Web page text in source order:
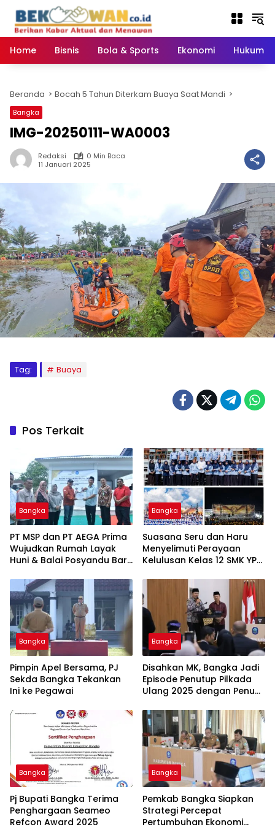
konten
Home
Bisnis Bola & Sports Ekonomi Hukum
Beranda Bocah 5 Tahun Diterkam Buaya Saat Mandi
Bangka
IMG-20250111-WA0003
Redaksi
0 Min Baca
11 Januari 2025
Tag: Buaya
Pos Terkait
Bangka
‎PT MSP dan PT AEGA Prima
Wujudkan Rumah Layak
Huni & Balai Posyandu Baru
Sungailiat
Bangka
Suasana Seru dan Haru
Menyelimuti Perayaan
Kelulusan Kelas 12 SMK YPN
Bangka
Pimpin Apel Bersama, PJ
Sekda Bangka Tekankan
Ini ke Pegawai
Bangka
Disahkan MK, Bangka Jadi
Episode Penutup Pilkada
Ulang 2025 dengan Penuh
Bangka
Pj Bupati Bangka Terima
Penghargaan Seameo
Refcon Award 2025
Bangka
Pemkab Bangka Siapkan
Strategi Percepat
Pertumbuhan Ekonomi